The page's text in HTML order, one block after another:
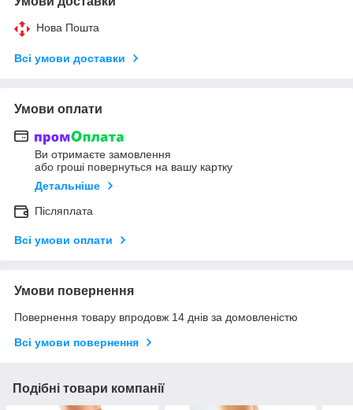
Нова Пошта
Всі умови доставки
Умови оплати
Ви отримаєте замовлення
або гроші повернуться на вашу картку
Детальніше
Післяплата
Всі умови оплати
Умови повернення
Повернення товару впродовж 14 днів за домовленістю
Всі умови повернення
Подібні товари компанії